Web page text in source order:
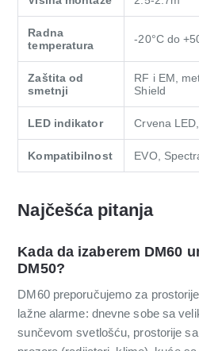
Radna
temperatura
-20°C do
Zaštita od
smetnji
RF i EM,
Shield
LED indikator Crvena
Kompatibilnost EVO,
Najčešća pitanja
Kada da izaberem DM60
DM50?
DM60 preporučujemo za
lažne alarme: dnevne sobe sa
sunčevom svetlošću, prostorije